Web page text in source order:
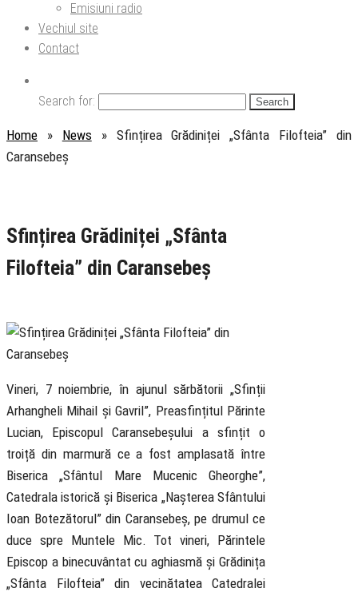
Emisiuni radio
Vechiul site
Contact
Search for:
Home » News » Sfințirea Grădiniței „Sfânta Filofteia” din
Caransebeș
Sfințirea Grădiniței „Sfânta
Filofteia” din Caransebeș
Vineri, 7 noiembrie, în ajunul sărbătorii „Sfinții
Arhangheli Mihail și Gavril”, Preasfințitul Părinte
Lucian, Episcopul Caransebeșului a sfințit o
troiță din marmură ce a fost amplasată între
Biserica „Sfântul Mare Mucenic Gheorghe”,
Catedrala istorică și Biserica „Nașterea Sfântului
Ioan Botezătorul” din Caransebeș, pe drumul ce
duce spre Muntele Mic. Tot vineri, Părintele
Episcop a binecuvântat cu aghiasmă și Grădinița
„Sfânta Filofteia” din vecinătatea Catedralei